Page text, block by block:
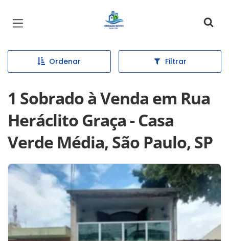
Página inicial
Ordenar Filtrar
1 Sobrado à Venda em Rua
Heráclito Graça - Casa
Verde Média, São Paulo, SP